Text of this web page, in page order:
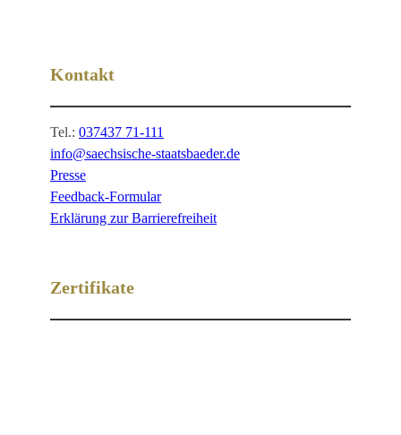
Kontakt
Tel.: 037437 71-111
info@saechsische-staatsbaeder.de
Presse
Feedback-Formular
Erklärung zur Barrierefreiheit
Zertifikate